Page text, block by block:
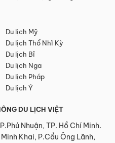
Du lịch Mỹ
Du lịch Thổ Nhĩ Kỳ
Du lịch Bỉ
Du lịch Nga
Du lịch Pháp
Du lịch Ý
DU LỊCH VIỆT
Nhuận, TP. Hồ Chí Minh.
Khai, P.Cầu Ông Lãnh,